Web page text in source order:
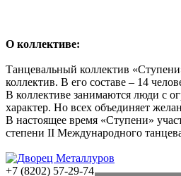
О коллективе:
Танцевальный коллектив
коллектив. В его составе – 14
В коллективе занимаются люди с
характер. Но всех объединяет
В настоящее время «Ступени»
степени II Международного
+7 (8202) 57-29-74